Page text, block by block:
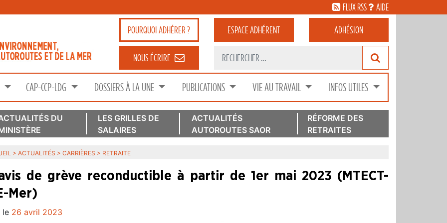
FLUX RSS AIDE
POURQUOIADHÉRER ? ESPACEADHÉRENT ADHÉSION
NOUS ÉCRIRE
CAP-CCP-LDG DOSSIERS À LA UNE PUBLICATIONS VIE AU TRAVAIL INFOS UTILES
DU
LES GRILLES DE
SALAIRES
ACTUALITÉS
AUTOROUTES SAOR
RÉFORME DES
RETRAITES
> ACTUALITÉS > CARRIÈRES > RETRAITE
de grève reconductible à partir de 1er mai 2023 (MTECT-
Mer)
le 26 avril 2023